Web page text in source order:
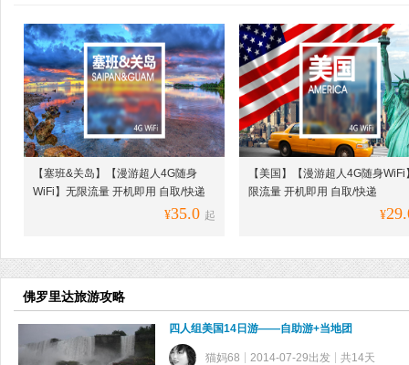
【塞班&关岛】【漫游超人4G随身
WiFi】无限流量 开机即用 自取/快递
¥35.0 起
【美国】【漫游超人4G随身WiFi
限流量 开机即用 自取/快递
¥
佛罗里达旅游攻略
四人组美国14日游——自助游+当地团
猫妈68 2014-07-29出发 共14天